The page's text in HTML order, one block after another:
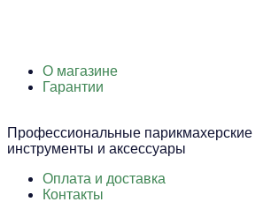
О магазине
Гарантии
Профессиональные парикмахерские
инструменты и аксессуары
Оплата и доставка
Контакты